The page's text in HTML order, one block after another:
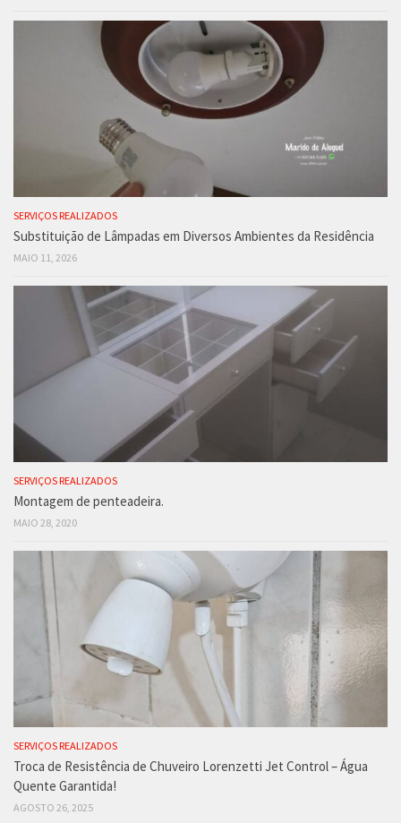
SERVIÇOS REALIZADOS
Substituição de Lâmpadas em Diversos Ambientes da Residência
MAIO 11, 2026
SERVIÇOS REALIZADOS
Montagem de penteadeira.
MAIO 28, 2020
SERVIÇOS REALIZADOS
Troca de Resistência de Chuveiro Lorenzetti Jet Control – Água
Quente Garantida!
AGOSTO 26, 2025